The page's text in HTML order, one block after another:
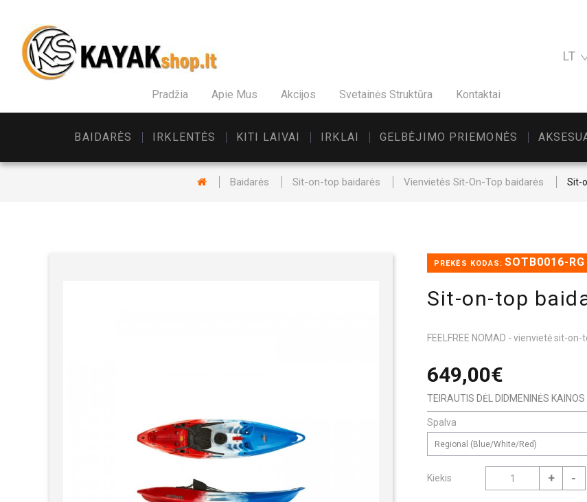
LT
Pradžia Apie Mus Akcijos Svetainės Struktūra Kontaktai
BAIDARĖS IRKLENTĖS KITI LAIVAI IRKLAI GELBĖJIMO PRIEMONĖS
Baidarės Sit-on-top baidarės Vienvietės Sit-On-Top baidarės Sit-
PREKĖS KODAS: SOTB0016-RG
Sit-on-top
FEELFREE NOMAD - vienvietė sit-on-
649,00€
TEIRAUTIS DĖL DIDMENINĖS KAINOS
Spalva
Regional (Blue/White/Red)
Kiekis + -